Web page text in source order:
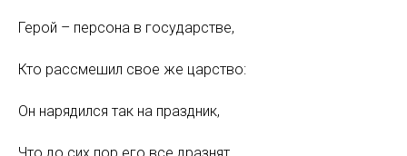
Герой – персона в государстве,
Кто рассмешил свое же царство:
Он нарядился так на праздник,